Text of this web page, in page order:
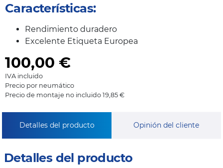
Características:
Rendimiento duradero
Excelente Etiqueta Europea
100,00 €
IVA incluido
Precio por neumático
Precio de montaje no incluido 19,85 €
Detalles del producto Opinión del cliente
Detalles del producto